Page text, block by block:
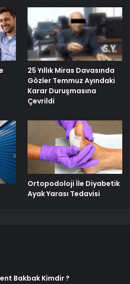
25 Yıllık Miras Davasında
Gözler Temmuz Ayındaki
Karar Duruşmasına
Çevrildi
Ortopodoloji İle Diyabetik
Ayak Yarası Tedavisi
Bakbak Kimdir ?